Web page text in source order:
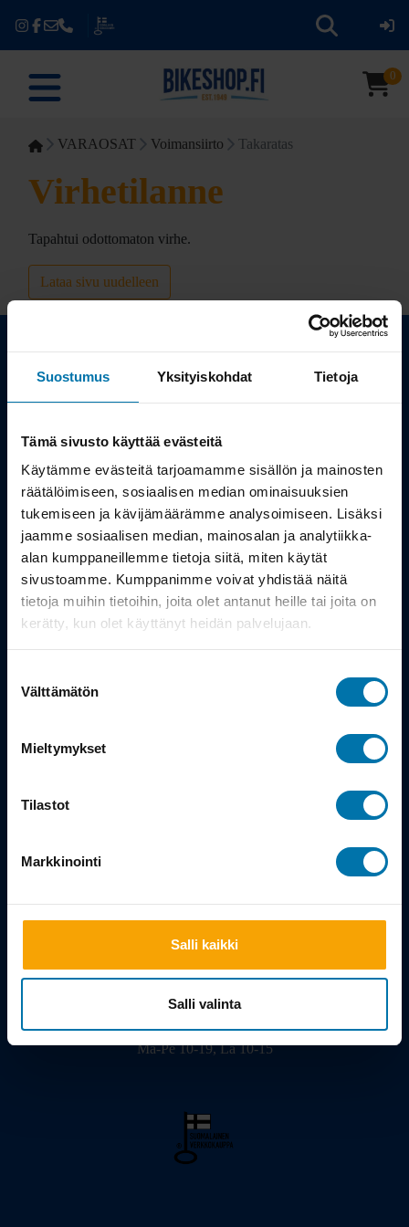
Suostumus Yksityiskohdat Tietoja
Tämä sivusto käyttää evästeitä
Käytämme evästeitä tarjoamamme sisällön ja mainosten
räätälöimiseen, sosiaalisen median ominaisuuksien
tukemiseen ja kävijämäärämme analysoimiseen. Lisäksi
jaamme sosiaalisen median, mainosalan ja analytiikka-
alan kumppaneillemme tietoja siitä, miten käytät
sivustoamme. Kumppanimme voivat yhdistää näitä
tietoja muihin tietoihin, joita olet antanut heille tai joita on
kerätty, kun olet käyttänyt heidän palvelujaan.
valinta
Välttämätön
Mieltymykset
Tilastot
Markkinointi
Salli kaikki
Salli valinta
0
VARAOSAT Voimansiirto Takaratas
Virhetilanne
Tapahtui odottomaton virhe.
Lataa sivu uudelleen
Kauppa
Työsuhdepyörä
Info
Toimitus
Viilarinkatu 3, 20320 Turku
02 - 2322675
Myymälä avoinna:
Ma-Pe 10-19, La 10-15